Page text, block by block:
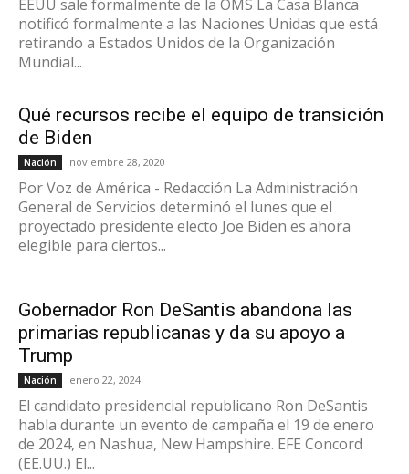
EEUU sale formalmente de la OMS La Casa Blanca
notificó formalmente a las Naciones Unidas que está
retirando a Estados Unidos de la Organización
Mundial...
Qué recursos recibe el equipo de transición
de Biden
Nación noviembre 28, 2020
Por Voz de América - Redacción La Administración
General de Servicios determinó el lunes que el
proyectado presidente electo Joe Biden es ahora
elegible para ciertos...
Gobernador Ron DeSantis abandona las
primarias republicanas y da su apoyo a
Trump
Nación enero 22, 2024
El candidato presidencial republicano Ron DeSantis
habla durante un evento de campaña el 19 de enero
de 2024, en Nashua, New Hampshire. EFE Concord
(EE.UU.) El...